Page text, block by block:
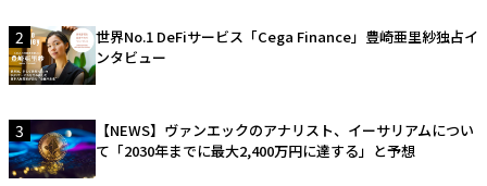
2
世界No.1 DeFiサービス「Cega Finance」豊崎亜里紗独占イ
ンタビュー
3
【NEWS】ヴァンエックのアナリスト、イーサリアムについ
て「2030年までに最大2,400万円に達する」と予想